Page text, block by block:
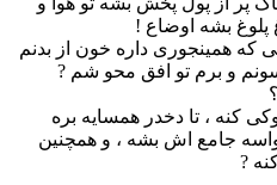
پلوغ بشه اوضاع !
که همینجوری داره خون از بدنم
و برم تو افق محو شم ?
کنه ، تا دخدر همسایه بره
جامع اش بشه ، و همچنین
?